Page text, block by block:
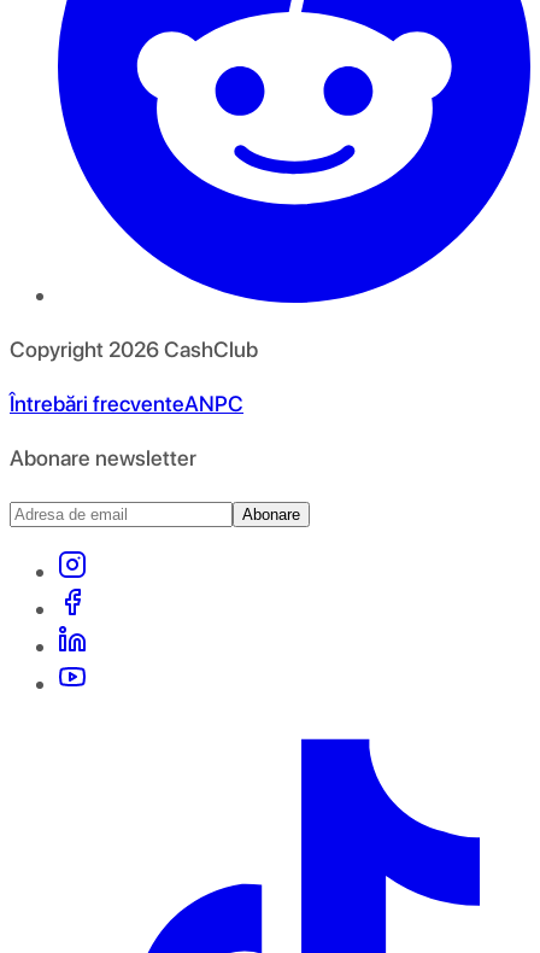
Copyright 2026CashClub
Întrebări frecventeANPC
Abonare newsletter
Abonare